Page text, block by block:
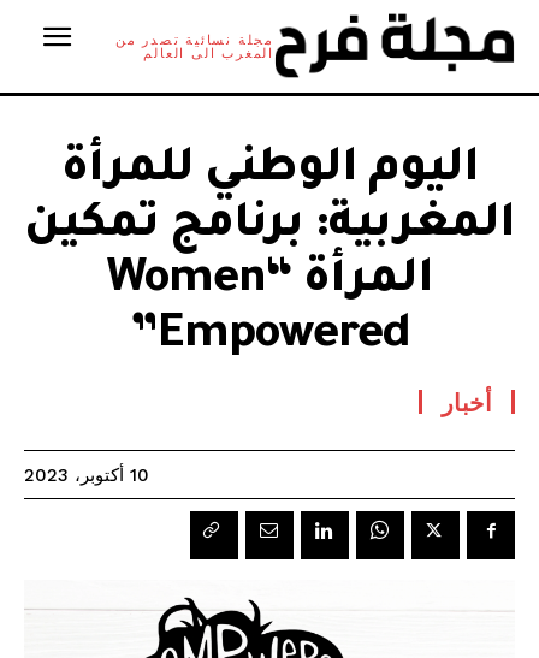
مجلة نسائية تصدر من
المغرب الى العالم
اليوم الوطني للمرأة
المغربية: برنامج تمكين
المرأة “Women
Empowered”
أخبار
10 أكتوبر، 2023